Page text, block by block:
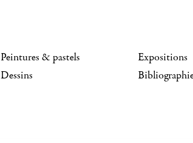
Peintures & pastels
Dessins
Expositions